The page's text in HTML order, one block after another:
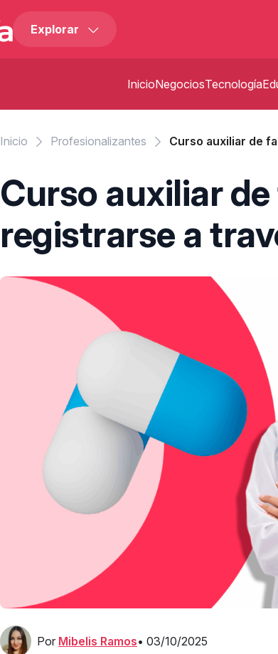
Explorar
InicioNegociosTecnología
Inicio Profesionalizantes Curso auxiliar de
Curso auxiliar
registrarse a
Por Mibelis Ramos• 03/10/2025